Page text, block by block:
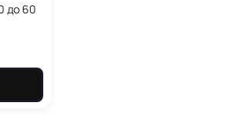
до 60